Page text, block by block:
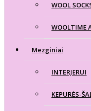
WOOL
WOOLTIME
Mezginiai
INTERJERUI
KEPURĖS-